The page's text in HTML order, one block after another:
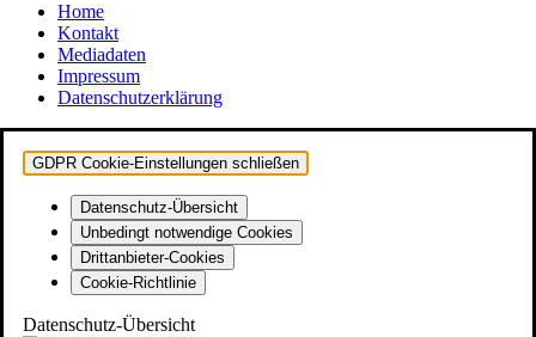
Home
Kontakt
Mediadaten
Impressum
Datenschutzerklärung
GDPR Cookie-Einstellungen schließen
Datenschutz-Übersicht
Unbedingt notwendige Cookies
Drittanbieter-Cookies
Cookie-Richtlinie
Datenschutz-Übersicht